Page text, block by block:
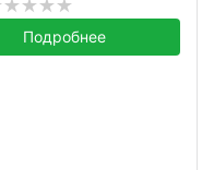
Подробнее